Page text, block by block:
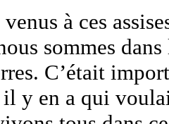
à ces
sommes
C’était
y en a qui